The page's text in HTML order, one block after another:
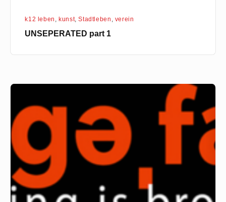
k12 leben ,kunst,Stadtleben verein
UNSEPERATED part 1
ARTspring25